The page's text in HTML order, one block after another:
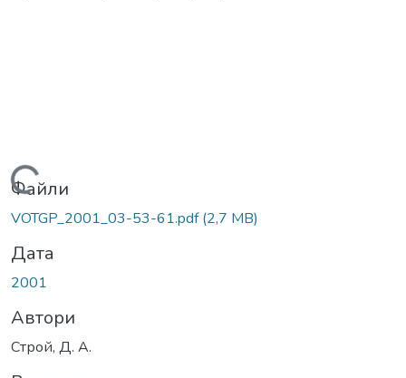
Вантажиться...
Файли
VOTGP_2001_03-53-61.pdf(2,7 MB)
Дата
2001
Автори
Строй, Д. А.